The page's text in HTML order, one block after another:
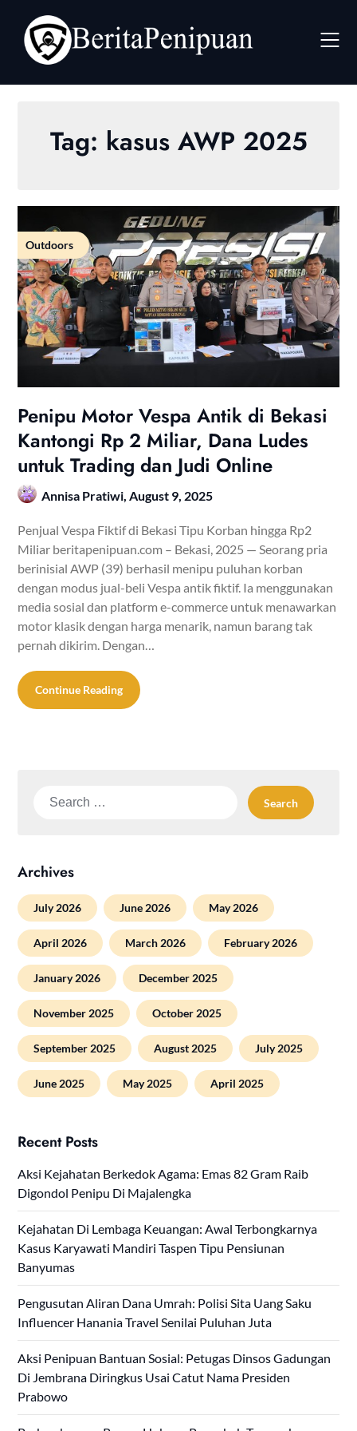
content
Tag: kasus AWP 2025
Outdoors
Penipu Motor Vespa Antik di Bekasi
Kantongi Rp 2 Miliar, Dana Ludes
untuk Trading dan Judi Online
Annisa Pratiwi,August 9, 2025
Penjual Vespa Fiktif di Bekasi Tipu Korban hingga Rp2
Miliar beritapenipuan.com – Bekasi, 2025 — Seorang pria
berinisial AWP (39) berhasil menipu puluhan korban
dengan modus jual-beli Vespa antik fiktif. Ia menggunakan
media sosial dan platform e-commerce untuk menawarkan
motor klasik dengan harga menarik, namun barang tak
pernah dikirim. Dengan…
Continue Reading
Search
Archives
July 2026 June 2026 May 2026
April 2026 March 2026 February 2026
January 2026 December 2025
November 2025 October 2025
September 2025 August 2025 July 2025
June 2025 May 2025 April 2025
Recent Posts
Aksi Kejahatan Berkedok Agama: Emas 82 Gram Raib
Digondol Penipu Di Majalengka
Kejahatan Di Lembaga Keuangan: Awal Terbongkarnya
Kasus Karyawati Mandiri Taspen Tipu Pensiunan
Banyumas
Pengusutan Aliran Dana Umrah: Polisi Sita Uang Saku
Influencer Hanania Travel Senilai Puluhan Juta
Aksi Penipuan Bantuan Sosial: Petugas Dinsos Gadungan
Di Jembrana Diringkus Usai Catut Nama Presiden
Prabowo